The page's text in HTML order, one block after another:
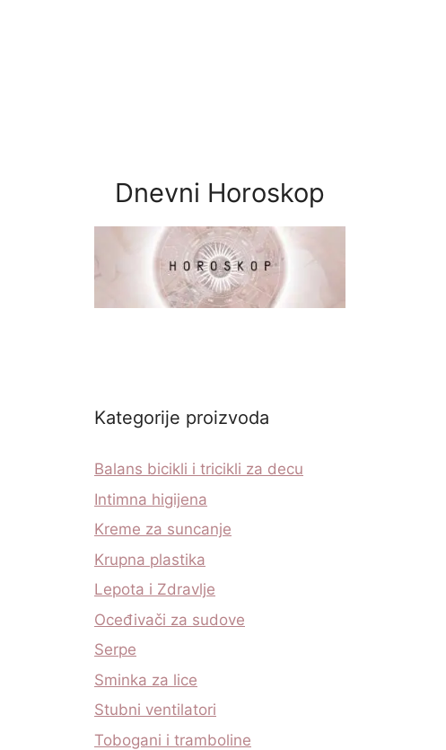
Dnevni Horoskop
Kategorije proizvoda
Balans bicikli i tricikli za decu
Intimna higijena
Kreme za suncanje
Krupna plastika
Lepota i Zdravlje
Oceđivači za sudove
Serpe
Sminka za lice
Stubni ventilatori
Tobogani i tramboline